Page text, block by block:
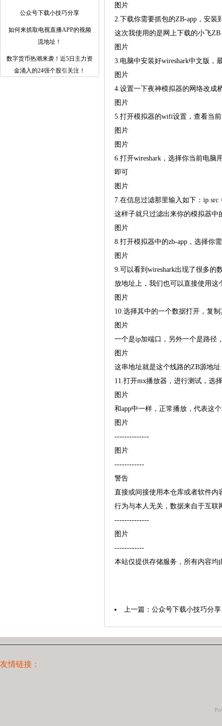
公众号下载小技巧分享
如何来抓取电视直播APP的视频
流地址！
数字货币热潮来袭！近5日主力资
金涌入的24强个股引关注！
图片
2.下载你需要抓包的ZB-app，安装
这次我使用的是网上下载的小飞
图片
3.电脑中安装好wireshark中文版，
图片
4.设置一下夜神模拟器的网络改成
图片
5.打开模拟器的wifi设置，查看当
图片
图片
6.打开wireshark，选择你当前电
即可
图片
7.在信息过滤那里输入如下：ip.src
这样子就只过滤出来你的模拟器中
图片
8.打开模拟器中的zb-app，选择你
图片
9.可以看到wireshark出现了很多的
放地址上，我们也可以直接使用这
图片
10.选择其中的一个数据打开，复
图片
一个是ip加端口，另外一个是路径
图片
这串地址就是这个线路的ZB源地址
11.打开mx播放器，进行测试，选
图片
和app中一样，正常播放，代表这
图片
--------------
图片
------------
警告
直接或间接使用本仓库或者软件内
行为与本人无关，数据来自于互联
--------------
图片
------------
本站仅提供存储服务，所有内容
上一篇： 公众号下载小技巧分享
友情链接：